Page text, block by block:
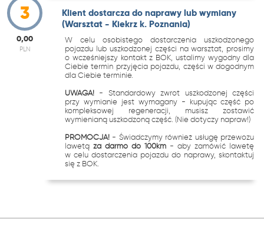
3
0,00
PLN
Klient dostarcza do naprawy lub wymiany
(Warsztat - Kiekrz k. Poznania)
W celu osobistego dostarczenia uszkodzonego
pojazdu lub uszkodzonej części na warsztat, prosimy
o wcześniejszy kontakt z BOK, ustalimy wygodny dla
Ciebie termin przyjęcia pojazdu, części w dogodnym
dla Ciebie terminie.
UWAGA! - Standardowy zwrot uszkodzonej części
przy wymianie jest wymagany - kupując część po
kompleksowej regeneracji, musisz zostawić
wymienianą uszkodzoną część. (Nie dotyczy napraw!)
PROMOCJA! - Świadczymy również usługę przewozu
lawetąza darmo do 100km - aby zamówić lawetę
w celu dostarczenia pojazdu do naprawy, skontaktuj
się z BOK.